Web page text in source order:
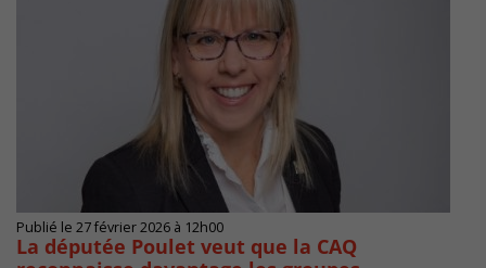
Publié le 27 février 2026 à 12h00
La députée Poulet veut que la CAQ